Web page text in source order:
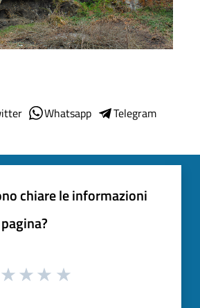
Whatsapp
Telegram
chiare le informazioni